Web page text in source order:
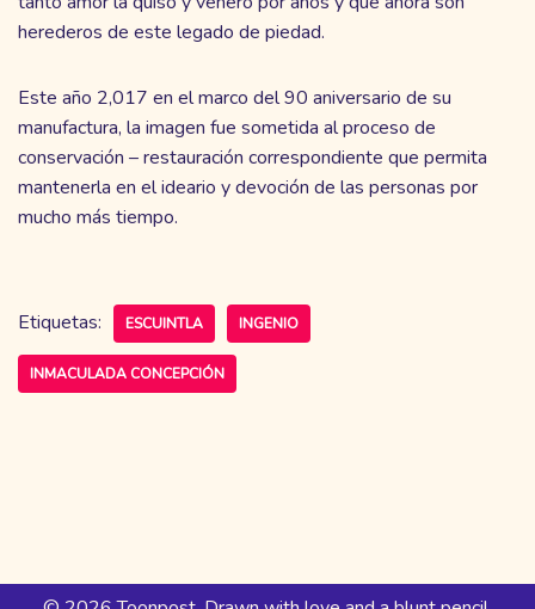
herederos de este legado de piedad.
Este año 2,017 en el marco del 90 aniversario de su
manufactura, la imagen fue sometida al proceso de
conservación – restauración correspondiente que permita
mantenerla en el ideario y devoción de las personas por
mucho más tiempo.
Etiquetas: ESCUINTLA INGENIO
INMACULADA CONCEPCIÓN